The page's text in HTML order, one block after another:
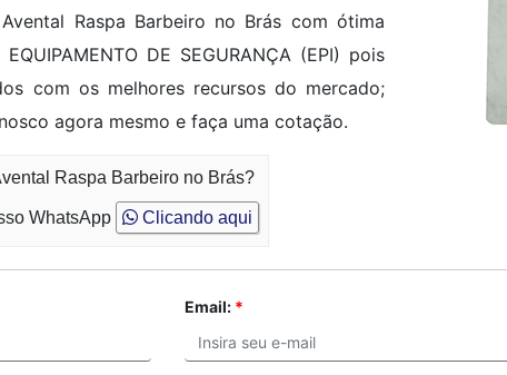
Raspa Barbeiro no Brás com ótima
DE SEGURANÇA (EPI) pois
com os melhores recursos do mercado;
agora mesmo e faça uma cotação.
Raspa Barbeiro no Brás?
WhatsApp Clicando aqui
Email: *